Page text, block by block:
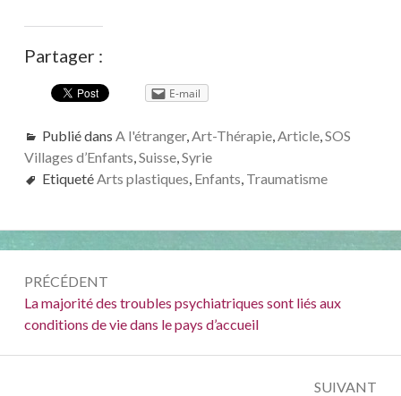
Partager :
E-mail
Publié dans A l'étranger,Art-Thérapie,Article,SOS
Villages d’Enfants,Suisse,Syrie
EtiquetéArts plastiques, Enfants, Traumatisme
de
l’article
PRÉCÉDENT
Précédent :
La majorité des troubles psychiatriques sont liés aux
conditions de vie dans le pays d’accueil
SUIVANT